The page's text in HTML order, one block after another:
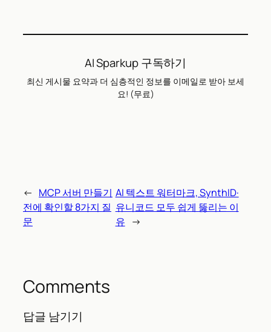
AI Sparkup 구독하기
최신 게시물 요약과 더 심층적인 정보를 이메일로 받아 보세
요! (무료)
← MCP 서버 만들기
전에 확인할 8가지 질
문
AI 텍스트 워터마크, SynthID·
유니코드 모두 쉽게 뚫리는 이
유 →
Comments
답글 남기기